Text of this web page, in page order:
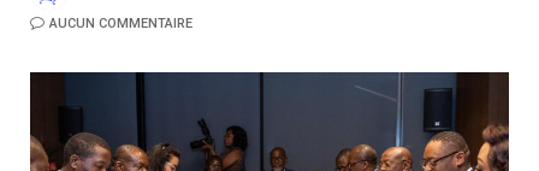
AUCUN COMMENTAIRE